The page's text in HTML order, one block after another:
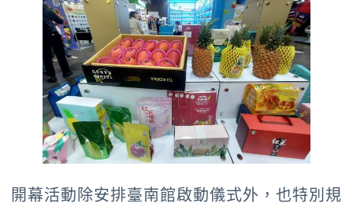
開幕活動除安排臺南館啟動儀式外，也特別規